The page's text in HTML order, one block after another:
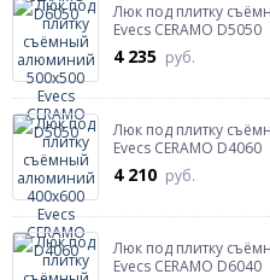
Люк под плитку
Evecs CERAMO D5050
4 235 руб.
Люк под плитку
Evecs CERAMO D4060
4 210 руб.
Люк под плитку
Evecs CERAMO D6040